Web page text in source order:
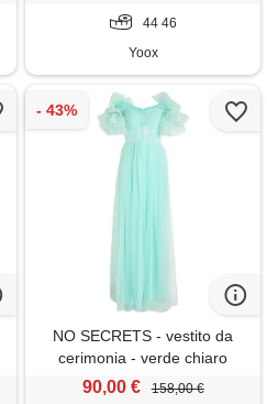
44 46
Yoox
NO SECRETS - vestito da
cerimonia - verde chiaro
90,00 € 158,00 €